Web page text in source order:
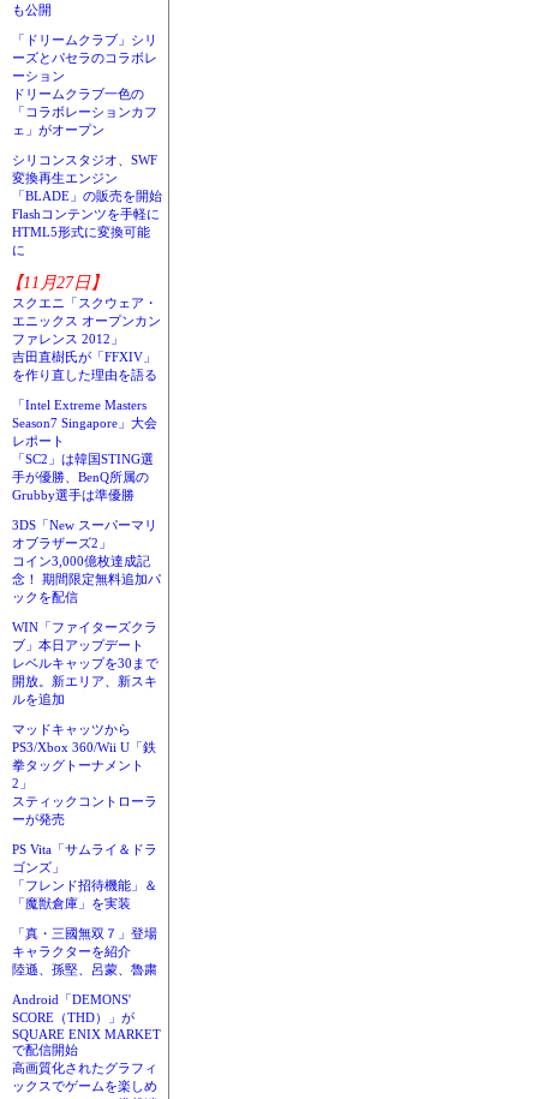
も公開
「ドリームクラブ」シリ
ーズとパセラのコラボレ
ーション
ドリームクラブ一色の
「コラボレーションカフ
ェ」がオープン
シリコンスタジオ、SWF
変換再生エンジン
「BLADE」の販売を開始
Flashコンテンツを手軽に
HTML5形式に変換可能
に
【11月27日】
スクエニ「スクウェア・
エニックス オープンカン
ファレンス 2012」
吉田直樹氏が「FFXIV」
を作り直した理由を語る
「Intel Extreme Masters
Season7 Singapore」大会
レポート
「SC2」は韓国STING選
手が優勝、BenQ所属の
Grubby選手は準優勝
3DS「New スーパーマリ
オブラザーズ2」
コイン3,000億枚達成記
念！ 期間限定無料追加パ
ックを配信
WIN「ファイターズクラ
ブ」本日アップデート
レベルキャップを30まで
開放。新エリア、新スキ
ルを追加
マッドキャッツから
PS3/Xbox 360/Wii U「鉄
拳タッグトーナメント
2」
スティックコントローラ
ーが発売
PS Vita「サムライ＆ドラ
ゴンズ」
「フレンド招待機能」＆
「魔獣倉庫」を実装
「真・三國無双７」登場
キャラクターを紹介
陸遜、孫堅、呂蒙、魯粛
Android「DEMONS'
SCORE（THD）」が
SQUARE ENIX MARKET
で配信開始
高画質化されたグラフィ
ックスでゲームを楽しめ